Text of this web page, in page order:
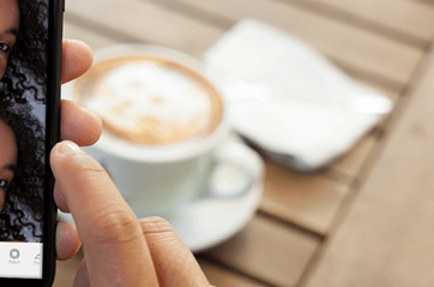
Datos de Entrenamiento de
IA
Servicios de edición de